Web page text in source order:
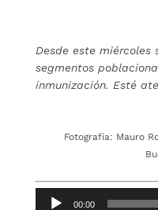
Desde este miércoles
segmentos
inmunización. Esté
Fotografía: Mauro
Reproductor
00:00